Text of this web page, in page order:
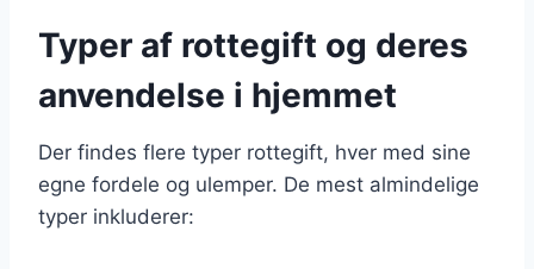
Typer af rottegift og deres
anvendelse i hjemmet
Der findes flere typer rottegift, hver med sine
egne fordele og ulemper. De mest almindelige
typer inkluderer: